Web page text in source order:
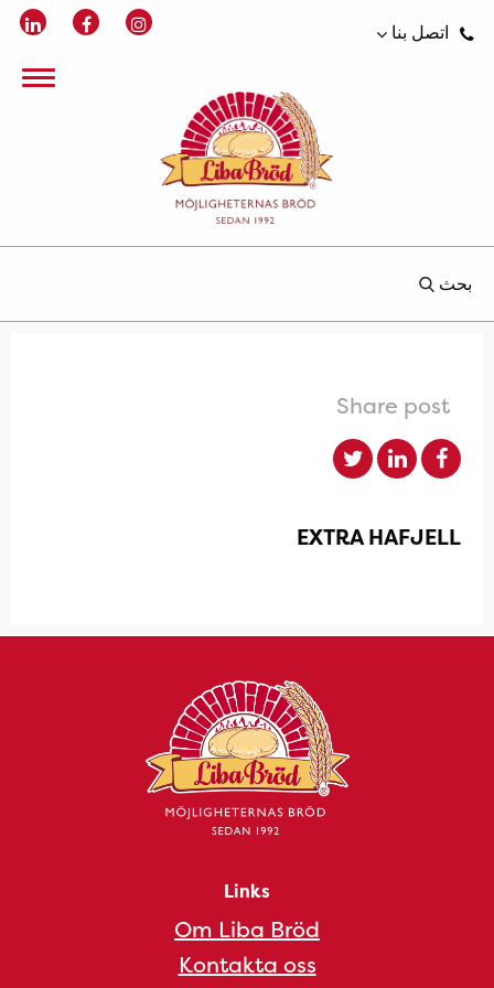
اتصل بنا
بحث
Share post
EXTRA HAFJELL
Links
Om Liba Bröd
Kontakta oss